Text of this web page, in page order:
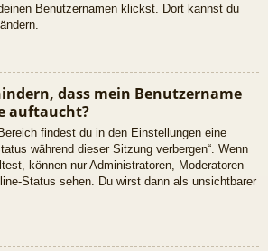
Benutzernamen klickst. Dort kannst du
dass mein Benutzername
auftaucht?
findest du in den Einstellungen eine
während dieser Sitzung verbergen“. Wenn
können nur Administratoren, Moderatoren
Status sehen. Du wirst dann als unsichtbarer